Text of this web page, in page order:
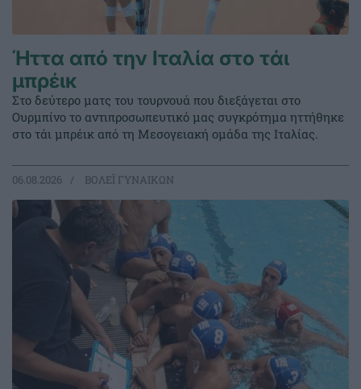
Ήττα από την Ιταλία στο τάι
μπρέικ
Στο δεύτερο ματς του τουρνουά που διεξάγεται στο
Ουρμπίνο το αντιπροσωπευτικό μας συγκρότημα ηττήθηκε
στο τάι μπρέικ από τη Μεσογειακή ομάδα της Ιταλίας.
06.08.2026 ΒΟΛΕΪ ΓΥΝΑΙΚΩΝ